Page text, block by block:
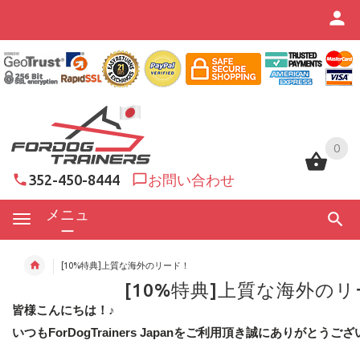
0
352-450-8444 お問い合わせ
メニュ
ー
0
[10%特典]上質な海外のリード！
[10%特典]上質な海外のリ
皆様こんにちは！♪
いつもForDogTrainers Japanをご利用頂き誠にありがとうござ